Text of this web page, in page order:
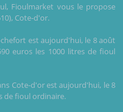
Fioulmarket vous le propose
Cote-d'or.
est aujourd'hui, le 8 août
euros les 1000 litres de fioul
Cote-d'or est aujourd'hui, le 8
de fioul ordinaire.